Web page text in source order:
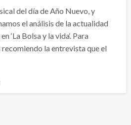
del día de Año Nuevo, y
el análisis de la actualidad
‘La Bolsa y la vida‘. Para
recomiendo la entrevista que el